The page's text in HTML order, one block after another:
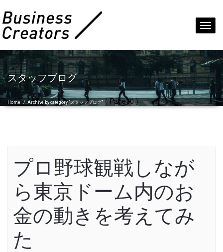
スタッフブログ
Home /Archive by category "スタッフブログ"( Page70 )
プロ野球観戦しなが
ら東京ドーム内のお
金の動きを考えてみ
た